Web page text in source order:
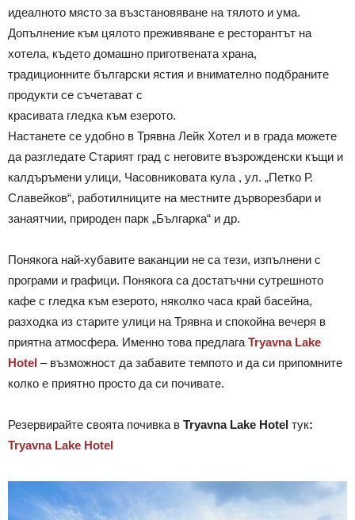
идеалното място за възстановяване на тялото и ума.
Допълнение към цялото преживяване е ресторантът на
хотела, където домашно приготвената храна,
традиционните български ястия и внимателно подбраните
продукти се съчетават с
красивата гледка към езерото.
Настанете се удобно в Трявна Лейк Хотел и в града можете
да разгледате Старият град с неговите възрожденски къщи и
калдъръмени улици, Часовниковата кула , ул. „Петко Р.
Славейков“, работилниците на местните дърворезбари и
занаятчии, природен парк „Българка“ и др.
Понякога най-хубавите ваканции не са тези, изпълнени с
програми и графици. Понякога са достатъчни сутрешното
кафе с гледка към езерото, няколко часа край басейна,
разходка из старите улици на Трявна и спокойна вечеря в
приятна атмосфера. Именно това предлага Tryavna Lake
Hotel – възможност да забавите темпото и да си припомните
колко е приятно просто да си почивате.
Резервирайте своята почивка в Tryavna Lake Hotel тук:
Tryavna Lake Hotel